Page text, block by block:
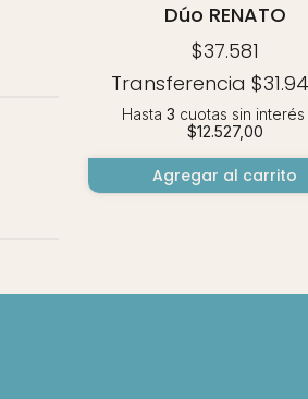
Dúo RENATO
$37.581
Transferencia
Hasta 3 cuotas sin interés
$12.527,00
Agregar al carrito